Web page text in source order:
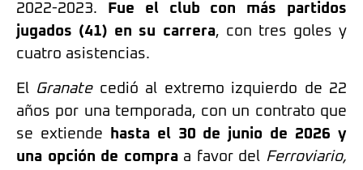
2022-2023.
Fue el club con más partidos
jugados (41) en su carrera, con tres goles y
cuatro asistencias.
El Granatecedió al extremo izquierdo de 22
años por una temporada, con un contrato que
se extiende hasta el 30 de junio de 2026 y
una opción de compra a favor del Ferroviario,